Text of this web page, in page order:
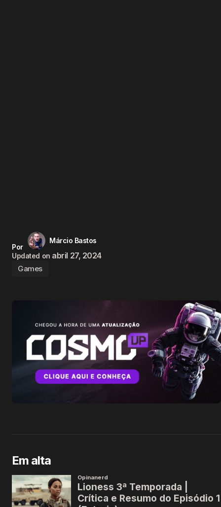
Por
Márcio Bastos
Updated on abril 27, 2024
Games
Em alta